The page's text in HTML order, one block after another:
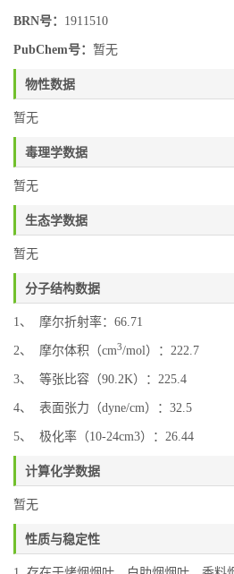
BRN号： 1911510
PubChem号： 暂无
物性数据
暂无
毒理学数据
暂无
生态学数据
暂无
分子结构数据
1、 摩尔折射率：66.71
2、 摩尔体积（cm3/mol）：222.7
3、 等张比容（90.2K）：225.4
4、 表面张力（dyne/cm）：32.5
5、 极化率（10-24cm3）：26.44
计算化学数据
暂无
性质与稳定性